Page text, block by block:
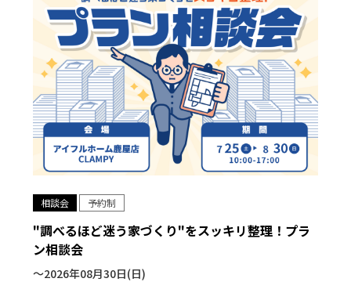
相談会 予約制
"調べるほど迷う家づくり"をスッキリ整理！プラ
ン相談会
〜2026年08月30日(日)